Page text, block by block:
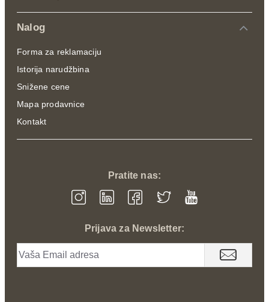
Nalog
Forma za reklamaciju
Istorija narudžbina
Snižene cene
Mapa prodavnice
Kontakt
Pratite nas:
Prijava za Newsletter: